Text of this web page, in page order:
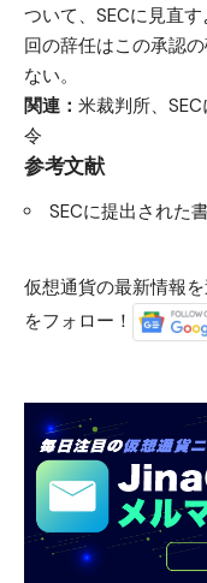
ついて、SECに見直
回の辞任はこの承認
ない。
関連： 米裁判所、
令
参考文献
SECに提出された
仮想通貨の最新情報
をフォロー！